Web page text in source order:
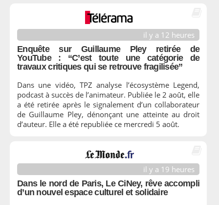
il y a 12 heures
Enquête sur Guillaume Pley retirée de
YouTube : “C’est toute une catégorie de
travaux critiques qui se retrouve fragilisée”
Dans une vidéo, TPZ analyse l’écosystème Legend,
podcast à succès de l’animateur. Publiée le 2 août, elle
a été retirée après le signalement d’un collaborateur
de Guillaume Pley, dénonçant une atteinte au droit
d’auteur. Elle a été republiée ce mercredi 5 août.
il y a 19 heures
Dans le nord de Paris, Le CiNey, rêve accompli
d’un nouvel espace culturel et solidaire